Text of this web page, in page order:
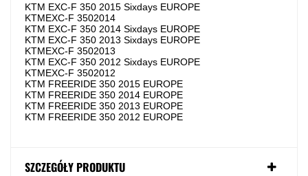
KTM EXC-F 350 2015 Sixdays EUROPE
KTMEXC-F 3502014
KTM EXC-F 350 2014 Sixdays EUROPE
KTM EXC-F 350 2013 Sixdays EUROPE
KTMEXC-F 3502013
KTM EXC-F 350 2012 Sixdays EUROPE
KTMEXC-F 3502012
KTM FREERIDE 350 2015 EUROPE
KTM FREERIDE 350 2014 EUROPE
KTM FREERIDE 350 2013 EUROPE
KTM FREERIDE 350 2012 EUROPE
SZCZEGÓŁY PRODUKTU